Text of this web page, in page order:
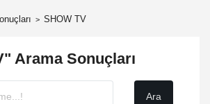
SHOW TV
Arama Sonuçları